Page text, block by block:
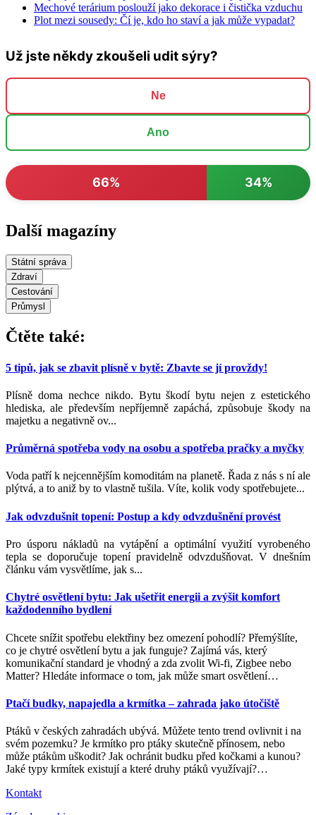
Mechové terárium poslouží jako dekorace i čistička vzduchu
Plot mezi sousedy: Čí je, kdo ho staví a jak může vypadat?
Už jste někdy zkoušeli udit sýry?
Ne
Ano
66% 34%
Další magazíny
Státní správa
Zdraví
Cestování
Průmysl
Čtěte také:
5 tipů, jak se zbavit plísně v bytě: Zbavte se jí provždy!
Plísně doma nechce nikdo. Bytu škodí bytu nejen z estetického
hlediska, ale především nepříjemně zapáchá, způsobuje škody na
majetku a negativně ov...
Průměrná spotřeba vody na osobu a spotřeba pračky a myčky
Voda patří k nejcennějším komoditám na planetě. Řada z nás s ní ale
plýtvá, a to aniž by to vlastně tušila. Víte, kolik vody spotřebujete...
Jak odvzdušnit topení: Postup a kdy odvzdušnění provést
Pro úsporu nákladů na vytápění a optimální využití vyrobeného
tepla se doporučuje topení pravidelně odvzdušňovat. V dnešním
článku vám vysvětlíme, jak s...
Chytré osvětlení bytu: Jak ušetřit energii a zvýšit komfort
každodenního bydlení
Chcete snížit spotřebu elektřiny bez omezení pohodlí? Přemýšlíte,
co je chytré osvětlení bytu a jak funguje? Zajímá vás, který
komunikační standard je vhodný a zda zvolit Wi-fi, Zigbee nebo
Matter? Hledáte informace o tom, jak může smart osvětlení…
Ptačí budky, napajedla a krmítka – zahrada jako útočiště
Ptáků v českých zahradách ubývá. Můžete tento trend ovlivnit i na
svém pozemku? Je krmítko pro ptáky skutečně přínosem, nebo
může ptákům uškodit? Jak ochránit budku před kočkami a kunou?
Jaké typy krmítek existují a které druhy ptáků využívají?…
Kontakt